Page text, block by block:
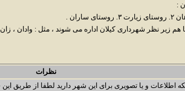
:
هم زیر نظر شهرداری کیلان اداره می شوند ، مثل : وادان ،
نظرات
اطلاعات و یا تصویری برای این شهر دارید لطفا از طریق این